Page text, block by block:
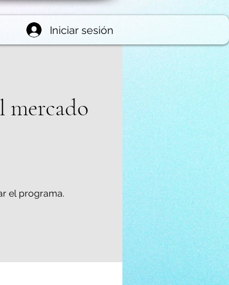
Iniciar sesión
mercado
el programa.